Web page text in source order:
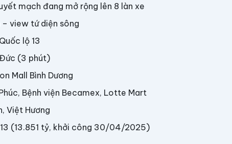
mạch đang mở rộng lên 8 làn xe
view tứ diện sông
lộ 13
Đức (3 phút)
Mall Bình Dương
Bệnh viện Becamex, Lotte Mart
Việt Hương
(13.851 tỷ, khởi công 30/04/2025)